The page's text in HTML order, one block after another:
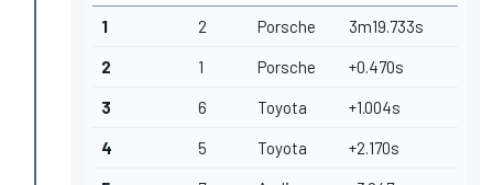
1 2 Porsche 3m19.733s
2 1 Porsche +0.470s
3 6 Toyota +1.004s
4 5 Toyota +2.170s